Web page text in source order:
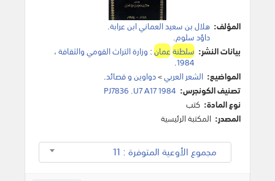
المؤلف: هلال بن سعيد العماني ابن عرابة.
داؤد سلوم.
بيانات النشر: سلطنةعمان: وزارة التراث القومي والثقافة،
1984
.
المواضيع: الشعر العربي>دواوين و قصائد.
تصنيف الكونجرس: PJ7836 .U7 A17 1984
نوع المادة: كتب
المصدر: المكتبة الرئيسية
مجموع الأوعية المتوفرة : 11